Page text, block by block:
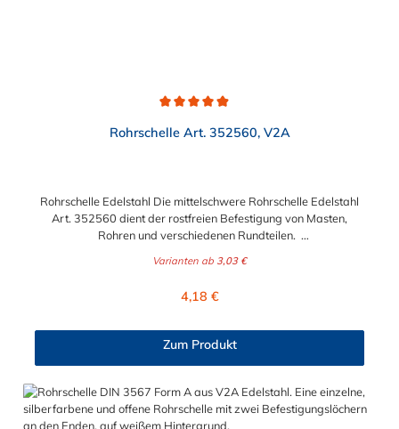
Rohrschelle Art. 352560, V2A
Rohrschelle Edelstahl Die mittelschwere Rohrschelle Edelstahl
Art. 352560 dient der rostfreien Befestigung von Masten,
Rohren und verschiedenen Rundteilen.
Schrauben und Muttern (auf Anfrage möglich)
Varianten ab 3,03 €
Regulärer Preis:
4,18 €
Zum Produkt